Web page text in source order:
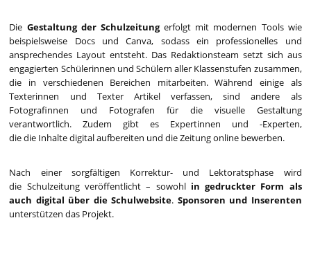
Die Gestaltung der Schulzeitungerfolgt mit modernen Tools wie
beispielsweise Docs und Canva, sodass ein professionelles und
ansprechendes Layout entsteht. Das Redaktionsteam setzt sich aus
engagierten Schülerinnen und Schülern aller Klassenstufen zusammen,
die in verschiedenen Bereichen mitarbeiten. Während einige als
Texterinnen und Texter Artikel verfassen, sind andere als
Fotografinnen und Fotografen für die visuelle Gestaltung
verantwortlich. Zudem gibt es Expertinnen und -Experten,
die die Inhalte digital aufbereiten und die Zeitung online bewerben.
Nach einer sorgfältigen Korrektur- und Lektoratsphase wird
die Schulzeitung veröffentlicht – sowohl in gedruckter Form als
auch digital über die Schulwebsite. Sponsoren und Inserenten
unterstützen das Projekt.